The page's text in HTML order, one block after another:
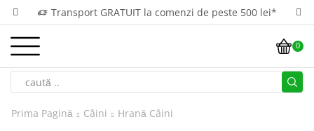
Transport GRATUIT la comenzi de peste 500 lei*
0
Prima Pagină Câini Hrană Câini